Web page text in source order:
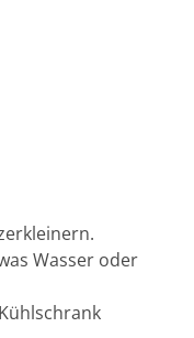
Wasser oder